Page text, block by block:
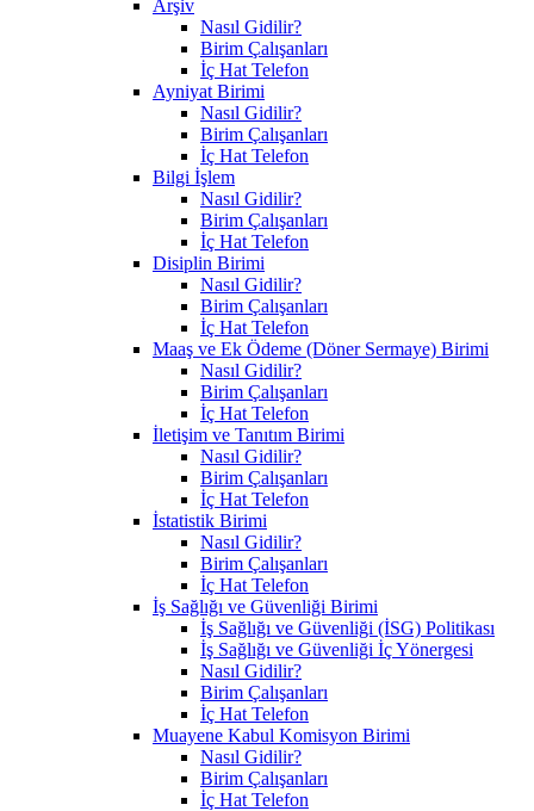
Arşiv
Nasıl Gidilir?
Birim Çalışanları
İç Hat Telefon
Ayniyat Birimi
Nasıl Gidilir?
Birim Çalışanları
İç Hat Telefon
Bilgi İşlem
Nasıl Gidilir?
Birim Çalışanları
İç Hat Telefon
Disiplin Birimi
Nasıl Gidilir?
Birim Çalışanları
İç Hat Telefon
Maaş ve Ek Ödeme (Döner Sermaye) Birimi
Nasıl Gidilir?
Birim Çalışanları
İç Hat Telefon
İletişim ve Tanıtım Birimi
Nasıl Gidilir?
Birim Çalışanları
İç Hat Telefon
İstatistik Birimi
Nasıl Gidilir?
Birim Çalışanları
İç Hat Telefon
İş Sağlığı ve Güvenliği Birimi
İş Sağlığı ve Güvenliği (İSG) Politikası
İş Sağlığı ve Güvenliği İç Yönergesi
Nasıl Gidilir?
Birim Çalışanları
İç Hat Telefon
Muayene Kabul Komisyon Birimi
Nasıl Gidilir?
Birim Çalışanları
İç Hat Telefon